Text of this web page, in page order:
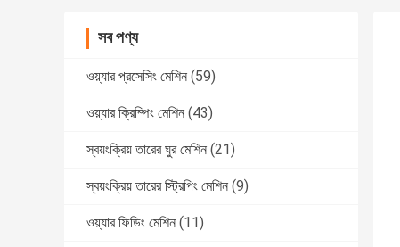
সব পণ্য
ওয়্যার প্রসেসিং মেশিন (59)
ওয়্যার ক্রিম্পিং মেশিন (43)
স্বয়ংক্রিয় তারের ঘুর মেশিন (21)
স্বয়ংক্রিয় তারের স্ট্রিপিং মেশিন (9)
ওয়্যার ফিডিং মেশিন (11)